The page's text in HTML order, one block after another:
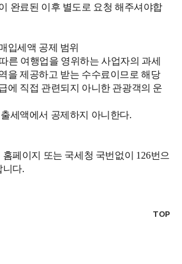
완료된 이후 별도로 요청 해주셔야합
입세액 공제 범위
른 여행업을 영위하는 사업자의 과세
을 제공하고 받는 수수료이므로 해당
에 직접 관련되지 아니한 관광객의 운
세액에서 공제하지 아니한다.
페이지 또는 국세청 국번없이 126번으
니다.
TOP